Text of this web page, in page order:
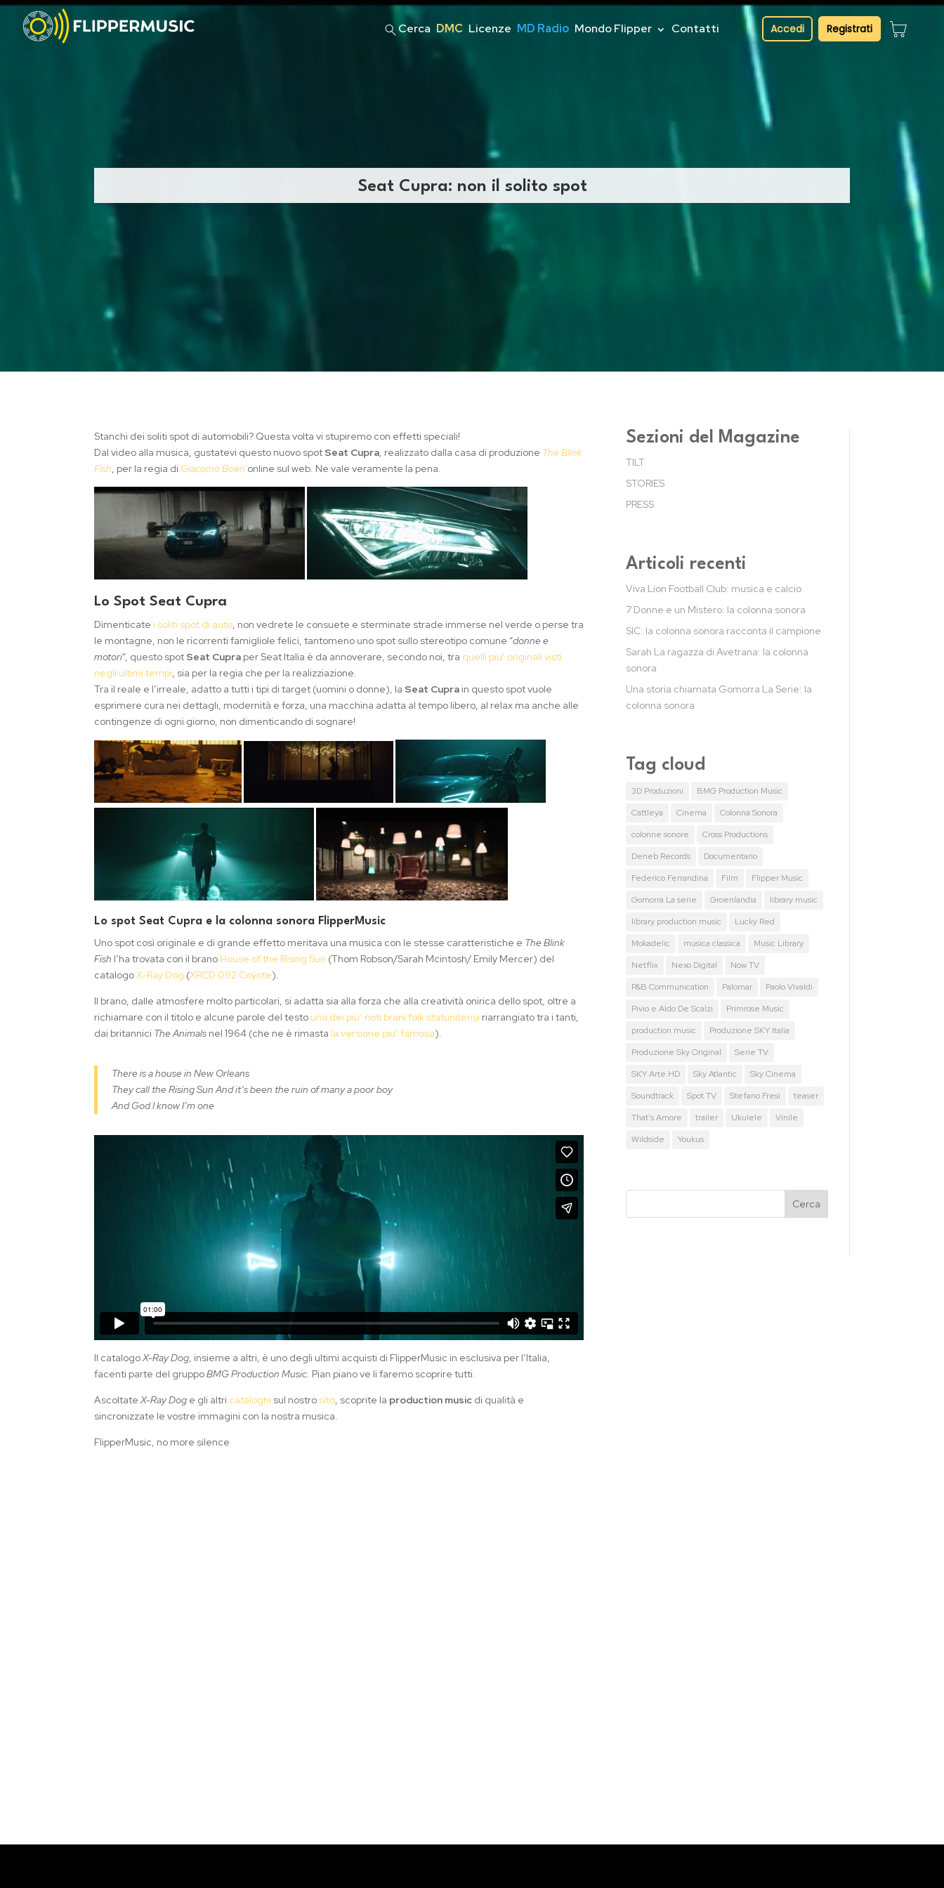
Cerca DMC Licenze MD Radio Mondo Flipper Contatti Accedi Registrati
Seat Cupra: non il solito spot
Stanchi dei soliti spot di automobili? Questa volta vi stupiremo con effetti speciali!
Dal video alla musica, gustatevi questo nuovo spot Seat Cupra, realizzato dalla casa di produzione The Blink
Fish, per la regia di Giacomo Boeri online sul web. Ne vale veramente la pena.
Lo Spot Seat Cupra
Dimenticate i soliti spot di auto, non vedrete le consuete e sterminate strade immerse nel verde o perse tra
le montagne, non le ricorrenti famigliole felici, tantomeno uno spot sullo stereotipo comune “donne e
motori“, questo spot Seat Cupra per Seat Italia è da annoverare, secondo noi, tra quelli piu’ originali visti
negli ultimi tempi, sia per la regia che per la realizziazione.
Tra il reale e l’irreale, adatto a tutti i tipi di target (uomini o donne), la Seat Cupra in questo spot vuole
esprimere cura nei dettagli, modernità e forza, una macchina adatta al tempo libero, al relax ma anche alle
contingenze di ogni giorno, non dimenticando di sognare!
Lo spot Seat Cupra e la colonna sonora FlipperMusic
Uno spot così originale e di grande effetto meritava una musica con le stesse caratteristiche e The Blink
Fish l’ha trovata con il brano House of the Rising Sun (Thom Robson/Sarah Mcintosh/ Emily Mercer) del
catalogoX-Ray Dog (XRCD 092 Coyote).
Il brano, dalle atmosfere molto particolari, si adatta sia alla forza che alla creatività onirica dello spot, oltre a
richiamare con il titolo e alcune parole del testo uno dei piu’ noti brani folk statunitensi riarrangiato tra i tanti,
dai britannici The Animals nel 1964 (che ne è rimasta la versione piu’ famosa).
There is a house in New Orleans
They call the Rising Sun And it’s been the ruin of many a poor boy
And God I know I’m one
Il catalogoX-Ray Dog, insieme a altri, è uno degli ultimi acquisti di FlipperMusic in esclusiva per l’Italia,
facenti parte del gruppoBMG Production Music. Pian piano ve li faremo scoprire tutti.
AscoltateX-Ray Dog e gli altri cataloghi sul nostro sito, scoprite la production music di qualità e
sincronizzate le vostre immagini con la nostra musica.
FlipperMusic, no more silence
Sezioni del Magazine
TILT
STORIES
PRESS
Articoli recenti
Viva Lion Football Club: musica e calcio
7 Donne e un Mistero: la colonna sonora
SIC: la colonna sonora racconta il campione
Sarah La ragazza di Avetrana: la colonna
sonora
Una storia chiamata Gomorra La Serie: la
colonna sonora
Tag cloud
3D Produzioni
BMG Production Music
Cattleya
Cinema
Colonna Sonora
colonne sonore
Cross Productions
Deneb Records
Documentario
Federico Ferrandina
Film
Flipper Music
Gomorra La serie
Groenlandia
library music
library production music
Lucky Red
Mokadelic
musica classica
Music Library
Netflix
Nexo Digital
Now TV
P&B Communication
Palomar
Paolo Vivaldi
Pivio e Aldo De Scalzi
Primrose Music
production music
Produzione SKY Italia
Produzione Sky Original
Serie TV
SKY Arte HD
Sky Atlantic
Sky Cinema
Soundtrack
Spot TV Stefano Fresi
teaser
That's Amore
trailer Ukulele
Vinile
Wildside
Youkus